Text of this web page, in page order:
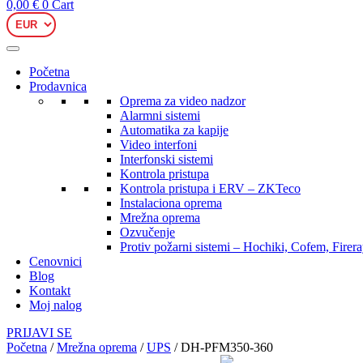
0,00 € 0 Cart
Početna
Prodavnica
Oprema za video nadzor
Alarmni sistemi
Automatika za kapije
Video interfoni
Interfonski sistemi
Kontrola pristupa
Kontrola pristupa i ERV – ZKTeco
Instalaciona oprema
Mrežna oprema
Ozvučenje
Protiv požarni sistemi – Hochiki, Cofem,
Cenovnici
Blog
Kontakt
Moj nalog
PRIJAVI SE
Početna /Mrežna oprema /UPS / DH-PFM350-360